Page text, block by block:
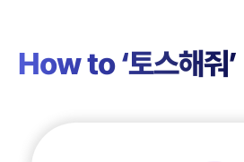
How to ‘토스해줘’